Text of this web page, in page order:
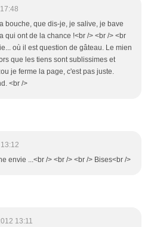
bouche, que dis-je, je salive, je bave
qui ont de la chance !<br /> <br /> <br
où il est question de gâteau. Le mien
que les tiens sont sublissimes et
je ferme la page, c'est pas juste.
<br />
envie ...<br /> <br /> <br /> Bises<br />
13:11